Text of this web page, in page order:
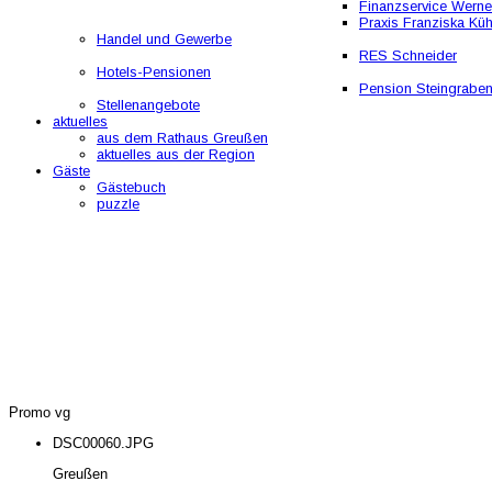
Finanzservice
Praxis Franziska
Handel und Gewerbe
RES Schneider
Hotels-Pensionen
Pension Steingraben
Stellenangebote
aktuelles
aus dem Rathaus Greußen
aktuelles aus der Region
Gäste
Gästebuch
puzzle
Promo vg
DSC00060.JPG
Greußen